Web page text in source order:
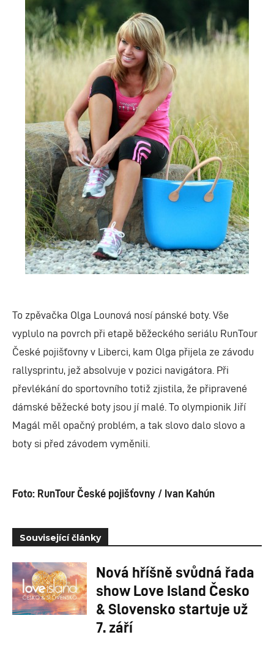
To zpěvačka Olga Lounová nosí pánské boty. Vše
vyplulo na povrch při etapě běžeckého seriálu RunTour
České pojišťovny v Liberci, kam Olga přijela ze závodu
rallysprintu, jež absolvuje v pozici navigátora. Při
převlékání do sportovního totiž zjistila, že připravené
dámské běžecké boty jsou jí malé. To olympionik Jiří
Magál měl opačný problém, a tak slovo dalo slovo a
boty si před závodem vyměnili.
Foto: RunTour České pojišťovny / Ivan Kahún
Související články
Nová hříšně svůdná řada
show Love Island Česko
& Slovensko startuje už
7. září